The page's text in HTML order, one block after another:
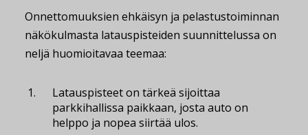
Onnettomuuksien ehkäisyn ja pelastustoiminnan
näkökulmasta latauspisteiden suunnittelussa on
neljä huomioitavaa teemaa:
Latauspisteet on tärkeä sijoittaa
parkkihallissa paikkaan, josta auto on
helppo ja nopea siirtää ulos.